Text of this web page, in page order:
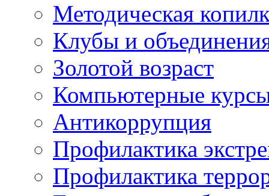
Методическая
Клубы и
Золотой возраст
Компьютерные
Антикоррупция
Профилактика
Профилактика